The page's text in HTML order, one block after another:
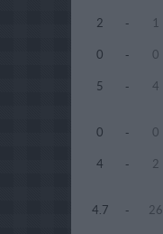
2 - 1
0 - 0
5 - 4
0 - 0
4 - 2
4.7 - 26